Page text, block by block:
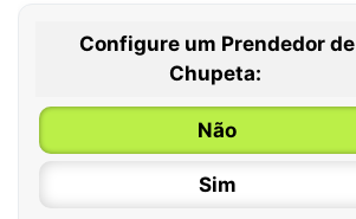
0 / 6 meses
6 / 36 meses
Configure um Prendedor de
Chupeta:
Não
Sim